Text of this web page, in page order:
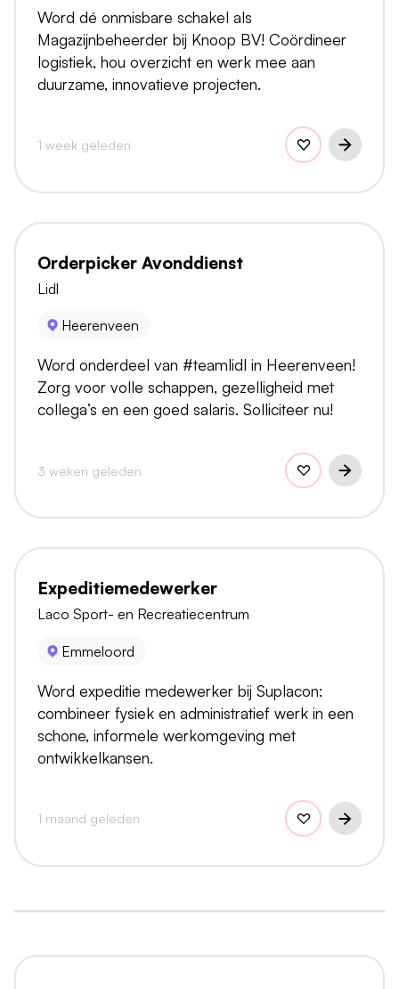
Word dé onmisbare schakel als
Magazijnbeheerder bij Knoop BV! Coördineer
logistiek, hou overzicht en werk mee aan
duurzame, innovatieve projecten.
1 week geleden
Orderpicker Avonddienst
Lidl
Heerenveen
Word onderdeel van #teamlidl in Heerenveen!
Zorg voor volle schappen, gezelligheid met
collega’s en een goed salaris. Solliciteer nu!
3 weken geleden
Expeditiemedewerker
Laco Sport- en Recreatiecentrum
Emmeloord
Word expeditie medewerker bij Suplacon:
combineer fysiek en administratief werk in een
schone, informele werkomgeving met
ontwikkelkansen.
1 maand geleden